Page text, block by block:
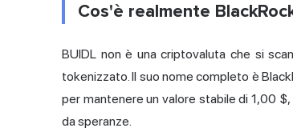
Cos'è realmente
BUIDL non è una criptovaluta che si
tokenizzato. Il suo nome completo è
per mantenere un valore stabile di 1,00
da speranze.